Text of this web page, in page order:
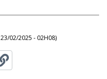
23/02/2025 - 02H08)